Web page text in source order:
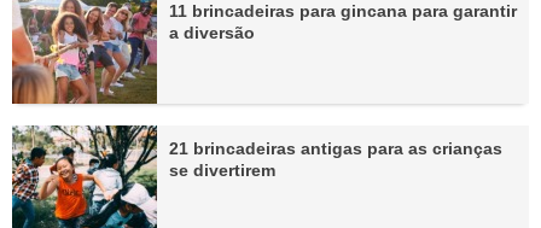
11 brincadeiras para gincana para garantir
a diversão
21 brincadeiras antigas para as crianças
se divertirem